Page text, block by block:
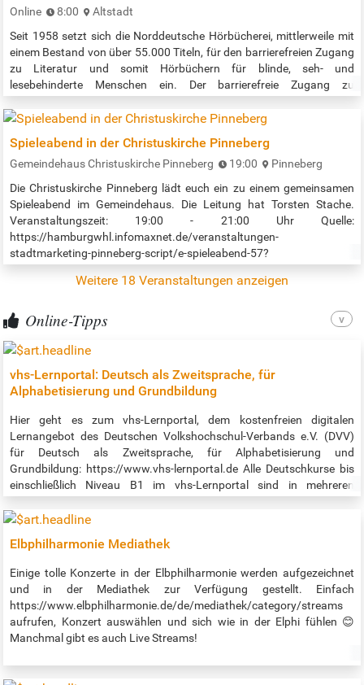
Café von 10.30 bis…
Online 8:00
Altstadt
Seit 1958 setzt sich die Norddeutsche Hörbücherei, mittlerweile mit
einem Bestand von über 55.000 Titeln, für den barrierefreien Zugang
zu Literatur und somit Hörbüchern für blinde, seh- und
lesebehinderte Menschen ein. Der barrierefreie Zugang zu
Hörbüchern wird durch das »Digital Accessible Information System«,
kurz »DAISY« gewährleistet. Der Verleih der Hörbücher ist kostenlos!
16:00 Uhr,…
Spieleabend in der Christuskirche Pinneberg
Gemeindehaus Christuskirche Pinneberg 19:00
Pinneberg
Die Christuskirche Pinneberg lädt euch ein zu einem gemeinsamen
Spieleabend im Gemeindehaus. Die Leitung hat Torsten Stache.
Veranstaltungszeit: 19:00 - 21:00 Uhr Quelle:
https://hamburgwhl.infomaxnet.de/veranstaltungen-
stadtmarketing-pinneberg-script/e-spieleabend-57?
Weitere 18 Veranstaltungen anzeigen
Online-Tipps
vhs-Lernportal: Deutsch als Zweitsprache, für
Alphabetisierung und Grundbildung
Hier geht es zum vhs-Lernportal, dem kostenfreien digitalen
Lernangebot des Deutschen Volkshochschul-Verbands e.V. (DVV)
für Deutsch als Zweitsprache, für Alphabetisierung und
Grundbildung: https://www.vhs-lernportal.de Alle Deutschkurse bis
einschließlich Niveau B1 im vhs-Lernportal sind in mehreren
insbesondere diejenigen, die noch keinen Platz in einem Deutschkurs
Deutschlernen zu beginnen. Darüber hinaus erleichtert die
Übersetzung Lehrkräften den Unterricht mit dem vhs-Lernportal.
Zum Lernen werden lediglich ein Smartphone und ein Internetzugang
benötigt. Zu jedem Deutschkurs gibt es zudem passende Apps, mit
denen auch offline gelernt werden kann. Die Apps sind ebenfalls in
mehreren Sprachen und auch in einer ukrainischen Version
verfügbar. Quelle: https://www.vhs-hamburg.de/deutsch/vhs-
lernportal-1076
Elbphilharmonie Mediathek
Einige tolle Konzerte in der Elbphilharmonie werden aufgezeichnet
und in der Mediathek zur Verfügung gestellt. Einfach
https://www.elbphilharmonie.de/de/mediathek/category/streams
aufrufen, Konzert auswählen und sich wie in der Elphi fühlen 😊
Manchmal gibt es auch Live Streams!